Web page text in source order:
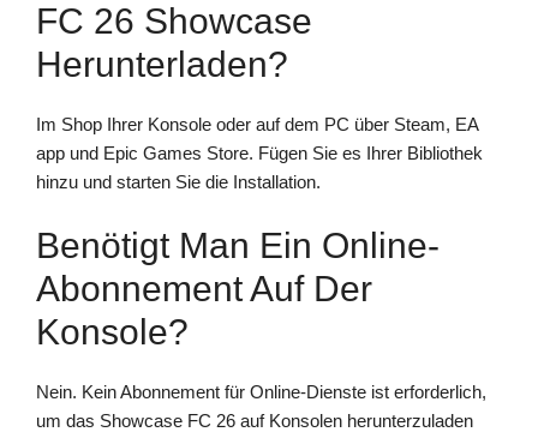
FC 26 Showcase
Herunterladen?
Im Shop Ihrer Konsole oder auf dem PC über Steam, EA
app und Epic Games Store. Fügen Sie es Ihrer Bibliothek
hinzu und starten Sie die Installation.
Benötigt Man Ein Online-
Abonnement Auf Der
Konsole?
Nein. Kein Abonnement für Online-Dienste ist erforderlich,
um das Showcase FC 26 auf Konsolen herunterzuladen